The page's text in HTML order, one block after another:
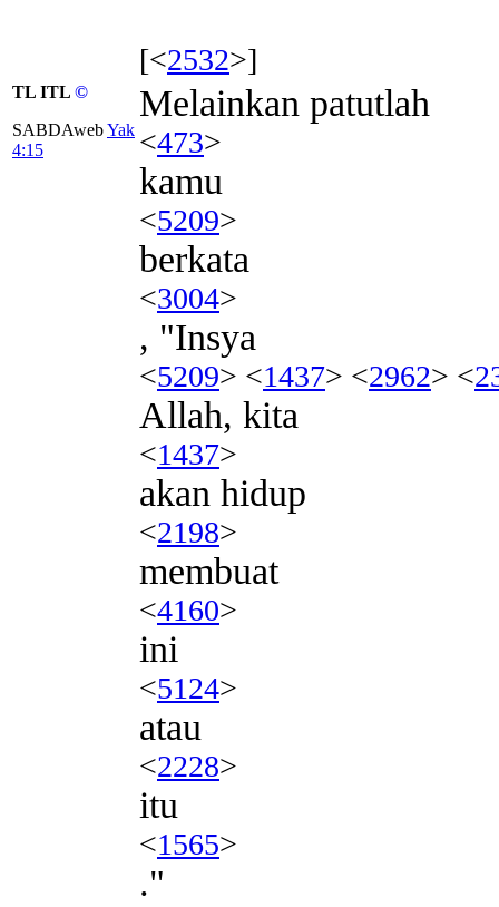
[<2532>]
TL ITL ©
SABDAwebYak
4:15
Melainkan patutlah
<473>
kamu
<5209>
berkata
<3004>
, "Insya
<5209> <1437> <2962> <
Allah, kita
<1437>
akan hidup
<2198>
membuat
<4160>
ini
<5124>
atau
<2228>
itu
<1565>
."